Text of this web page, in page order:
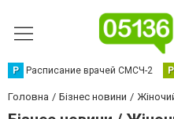
Р Расписание врачей СМСЧ-2 Р
Головна Бізнес новини